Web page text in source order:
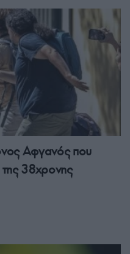
Αφγανός που
της 38χρονης